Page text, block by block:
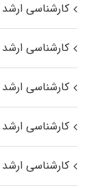
کارشناسی
کارشناسی
کارشناسی
کارشناسی
کارشناسی